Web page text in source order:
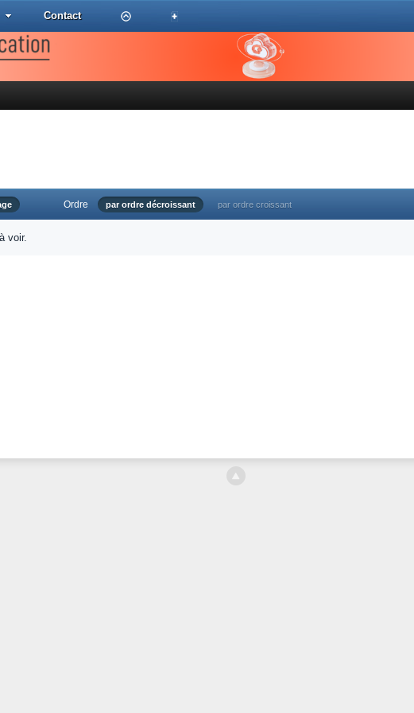
Contact
Ordre par ordre décroissant par ordre croissant
voir.